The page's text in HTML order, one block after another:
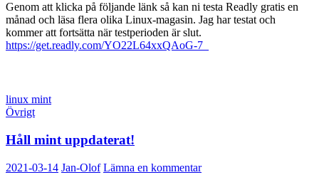
Genom att klicka på följande länk så kan ni testa Readly gratis en
månad och läsa flera olika Linux-magasin. Jag har testat och
kommer att fortsätta när testperioden är slut.
https://get.readly.com/YO22L64xxQAoG-7_
linux mint
Övrigt
Håll mint uppdaterat!
2021-03-14 Jan-Olof Lämna en kommentar